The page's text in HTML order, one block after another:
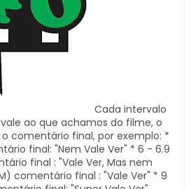
Cada intervalo
ao que achamos do filme, o
comentário final, por exemplo: *
final: "Nem Vale Ver" * 6 - 6.9
final : "Vale Ver, Mas nem
comentário final : "Vale Ver" * 9